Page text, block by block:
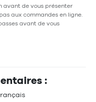
avant de vous présenter
aux commandes en ligne.
avant de vous
: